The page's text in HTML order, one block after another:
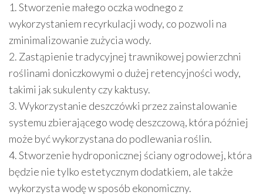
1. Stworzenie małego oczka wodnego z
wykorzystaniem recyrkulacji wody, co pozwoli na
zminimalizowanie zużycia wody.
2. Zastąpienie tradycyjnej trawnikowej powierzchni
roślinami doniczkowymi o dużej retencyjności wody,
takimi jak sukulenty czy kaktusy.
3. Wykorzystanie deszczówki przez zainstalowanie
systemu zbierającego wodę deszczową, która później
może być wykorzystana do podlewania roślin.
4. Stworzenie hydroponicznej ściany ogrodowej, która
będzie nie tylko estetycznym dodatkiem, ale także
wykorzysta wodę w sposób ekonomiczny.